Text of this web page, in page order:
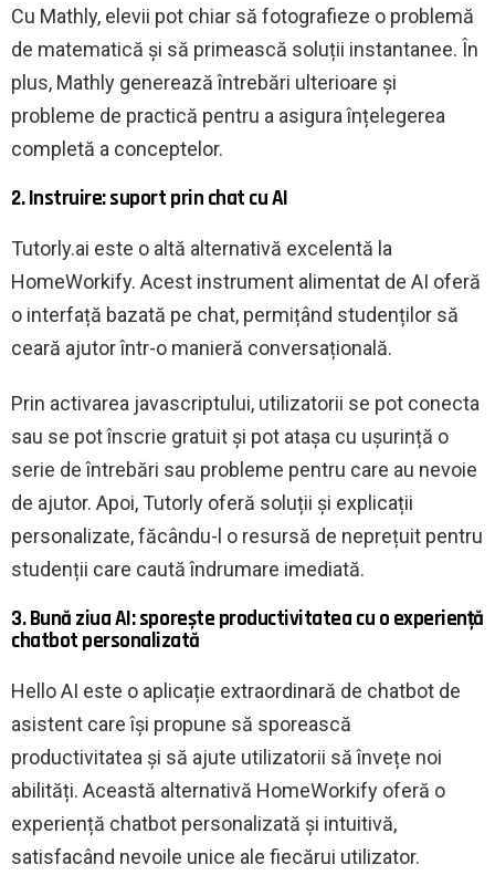
Cu Mathly, elevii pot chiar să fotografieze o problemă
de matematică și să primească soluții instantanee. În
plus, Mathly generează întrebări ulterioare și
probleme de practică pentru a asigura înțelegerea
completă a conceptelor.
2. Instruire: suport prin chat cu AI
Tutorly.ai este o altă alternativă excelentă la
HomeWorkify. Acest instrument alimentat de AI oferă
o interfață bazată pe chat, permițând studenților să
ceară ajutor într-o manieră conversațională.
Prin activarea javascriptului, utilizatorii se pot conecta
sau se pot înscrie gratuit și pot atașa cu ușurință o
serie de întrebări sau probleme pentru care au nevoie
de ajutor. Apoi, Tutorly oferă soluții și explicații
personalizate, făcându-l o resursă de neprețuit pentru
studenții care caută îndrumare imediată.
3. Bună ziua AI: sporește productivitatea cu o experiență
chatbot personalizată
Hello AI este o aplicație extraordinară de chatbot de
asistent care își propune să sporească
productivitatea și să ajute utilizatorii să învețe noi
abilități. Această alternativă HomeWorkify oferă o
experiență chatbot personalizată și intuitivă,
satisfacând nevoile unice ale fiecărui utilizator.